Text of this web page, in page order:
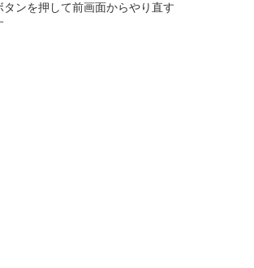
ンを押して前画面からやり直す